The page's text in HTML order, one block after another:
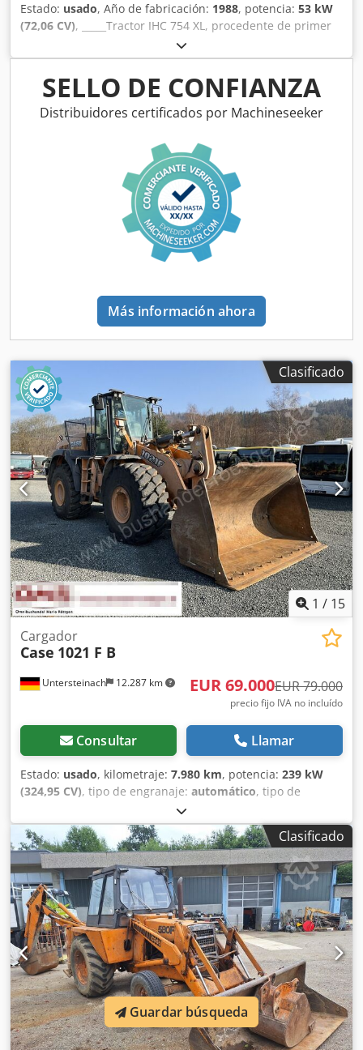
Estado: usado, Año de fabricación: 1988, potencia: 53 kW
(72,06 CV), _____Tractor IHC 754 XL, procedente de primer
propietario, en óptimas condiciones. Horas de
funcionamiento: aproximadamente 8600. Año de
fabricación: 1988. Elevador delantero. Toma de fuerza
delantera. Transmisión de 30 km/h. Precio: 24.500,00
euros, sin IVA. Ubicación: null. Dkedpjzdmutjfx Akqsr
SELLO DE CONFIANZA
Distribuidores certificados por Machineseeker
Más información ahora
Clasificado
1 / 15
Untersteinach 12.287 km
Cargador
Case 1021 F B
EUR 69.000EUR 79.000
precio fijo IVA no incluído
Consultar Llamar
Estado: usado, kilometraje: 7.980 km, potencia: 239 kW
(324,95 CV), tipo de engranaje: automático, tipo de
amarillo
01/2013, Año de fabricación:2013, Equipamiento:aire
acondicionado, = Otras opciones y equipamiento = - Aire
acondicionado - Radio - Dirección asistida - Visera parasol
= Observaciones = Dksdpfx Akjy Hu U Asqer +++Peso:
24.000 kg Km/h+++ +++4x4+++ +++Neumáticos 26,5xR25
90%+++ +++Focos de trabajo+++ +++Amortiguadores de
vibración+++ +++Bloqueo de diferencial eje delantero+++
+++Cuchara 3,6 m³+++ +++Báscula+++ - General: - - Motor:
Case - Transmisión: Automática - Plazas totales: 1 - -
Seguridad: - - Cámara de marcha atrás - - Cabina: - - Aire
acondicionado - Salidas de ventilación por tobera - -
Exterior: - - Dirección asistida - Visera parasol - Puerta del
conductor - - Audio, comunicación, electrónica: - - Radio - -
Otros: - Dimensiones vehículo: Longitud 8,95 m; Anchura 3
Clasificado
Guardar búsqueda